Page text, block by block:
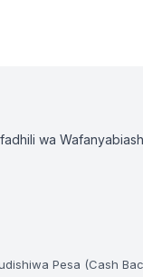
wa
Pesa (Cash